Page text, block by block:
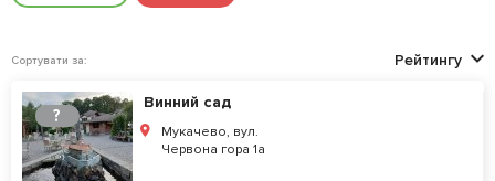
Сортувати за: Рейтингу
?
Винний сад
Мукачево, вул.
Червона гора 1а